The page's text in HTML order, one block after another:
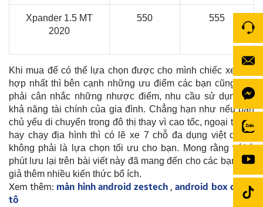
Xpander 1.5 MT
2020
550 555
Khi mua để có thể lựa chọn được cho mình chiếc xe phù
hợp nhất thì bên cạnh những ưu điểm các bạn cũng cần
phải cân nhắc những nhược điểm, nhu cầu sử dụng và
khả năng tài chính của gia đình. Chẳng hạn như nếu bạn
chủ yếu di chuyển trong đô thị thay vì cao tốc, ngoại thành
hay chạy địa hình thì có lẽ xe 7 chỗ đa dụng việt dã sẽ
không phải là lựa chọn tối ưu cho bạn. Mong rằng với ít
phút lưu lại trên bài viết này đã mang đến cho các bạn đọc
giả thêm nhiều kiến thức bổ ích.
Xem thêm: màn hình android zestech ,android box cho ô
tô